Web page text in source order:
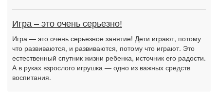
Игра – это очень серьезно!
Игра — это очень серьезное занятие! Дети играют, потому
что развиваются, и развиваются, потому что играют. Это
естественный спутник жизни ребенка, источник его радости.
А в руках взрослого игрушка — одно из важных средств
воспитания.